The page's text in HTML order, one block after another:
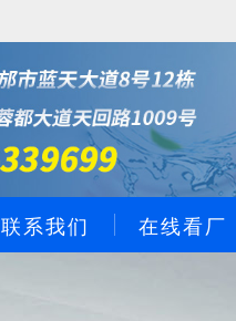
联系我们 在线看厂